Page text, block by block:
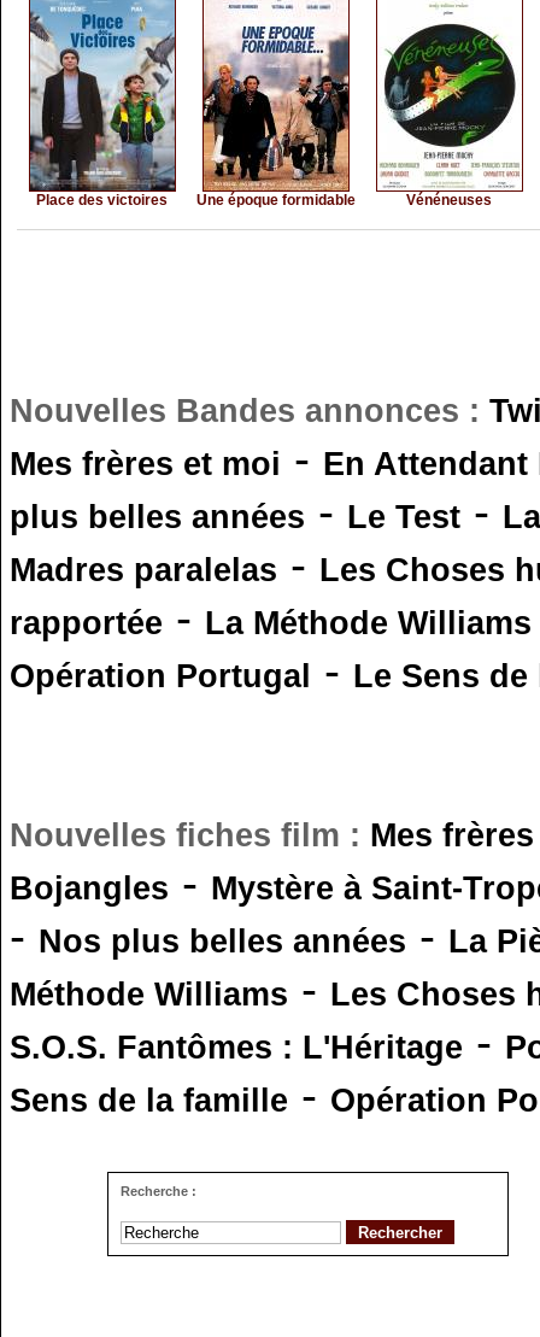
Place des victoires Une époque formidable Vénéneuses
Nouvelles Bandes annonces :
Mes frères et moi - En
plus belles années - Le Test -
Madres paralelas - Les Choses
rapportée - La Méthode Williams
Opération Portugal - Le Sens
Nouvelles fiches film : Mes
Bojangles - Mystère à Saint-
- Nos plus belles années - La
Méthode Williams - Les Choses
S.O.S. Fantômes : L'Héritage -
Sens de la famille - Opération
Recherche :